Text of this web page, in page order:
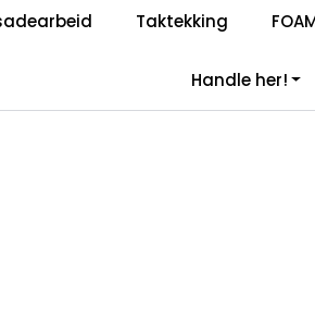
Enkelt kjøp,
Taktekking
Handle her!